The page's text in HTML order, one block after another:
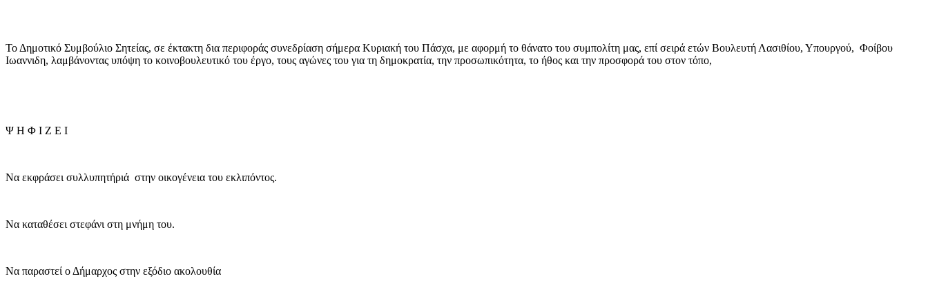
Το Δημοτικό Συμβούλιο Σητείας, σε έκτακτη δια περιφοράς συνεδρίαση σήμερα Κυριακή του Πάσχα, με αφορμή το θάνατο του συμπολίτη μας, επί σειρά ετών Βουλευτή Λασιθίου, Υπουργού, Φοίβου
Ιωαννιδη, λαμβάνοντας υπόψη το κοινοβουλευτικό του έργο, τους αγώνες του για τη δημοκρατία, την προσωπικότητα, το ήθος και την προσφορά του στον τόπο,
Ψ Η Φ Ι Ζ Ε Ι
Να εκφράσει συλλυπητήριά στην οικογένεια του εκλιπόντος.
Να καταθέσει στεφάνι στη μνήμη του.
Να παραστεί ο Δήμαρχος στην εξόδιο ακολουθία